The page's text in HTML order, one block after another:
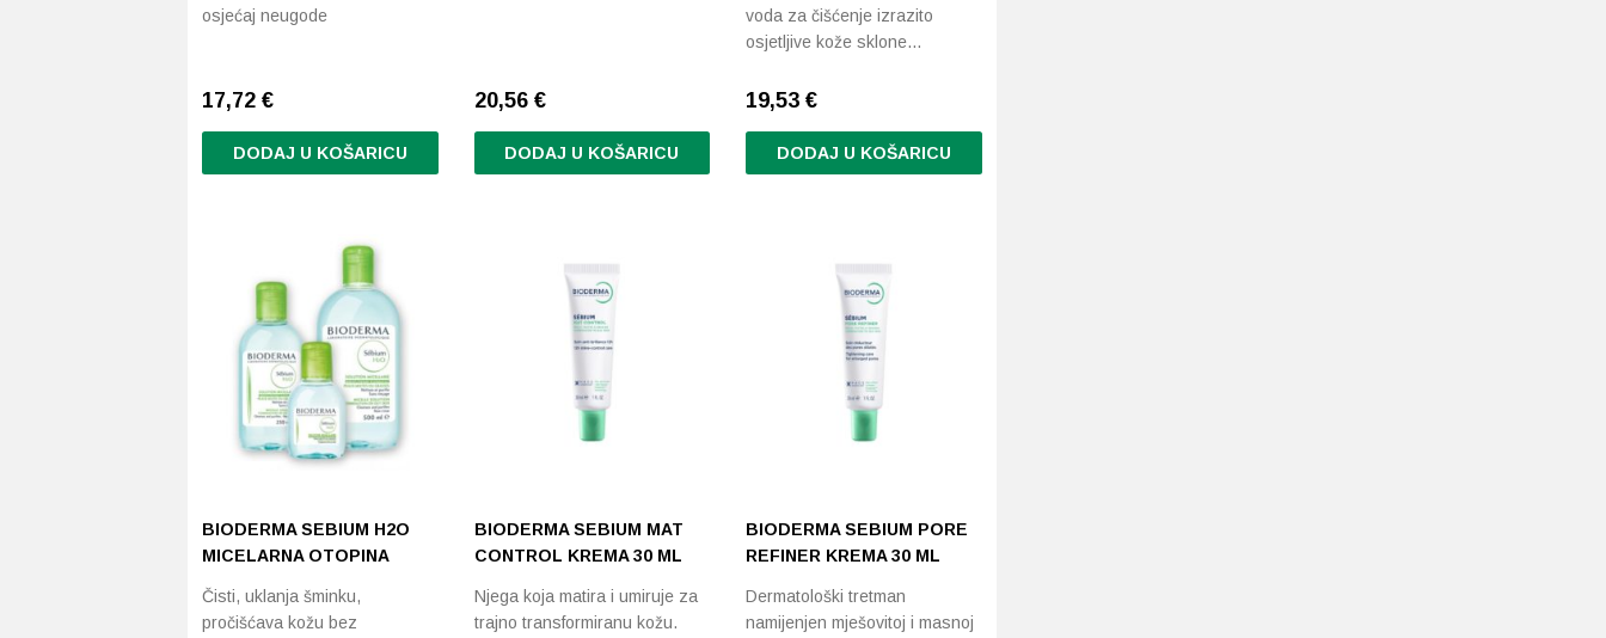
osjećaj neugode
17,72 €
DODAJ U KOŠARICU
20,56 €
DODAJ U KOŠARICU
voda za čišćenje izrazito
osjetljive kože sklone…
19,53€
DODAJ U KOŠARICU
BIODERMA SEBIUM H2O
MICELARNA OTOPINA
Čisti, uklanja šminku,
pročišćava kožu bez
BIODERMA SEBIUM MAT
CONTROL KREMA 30 ML
Njega koja matira i umiruje za
trajno transformiranu kožu.
BIODERMA SEBIUM PORE
REFINER KREMA 30 ML
Dermatološki tretman
namijenjen mješovitoj i masnoj